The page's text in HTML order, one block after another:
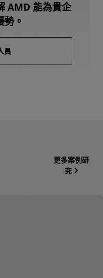
AMD 能為貴企
。
員
更多案例研
究